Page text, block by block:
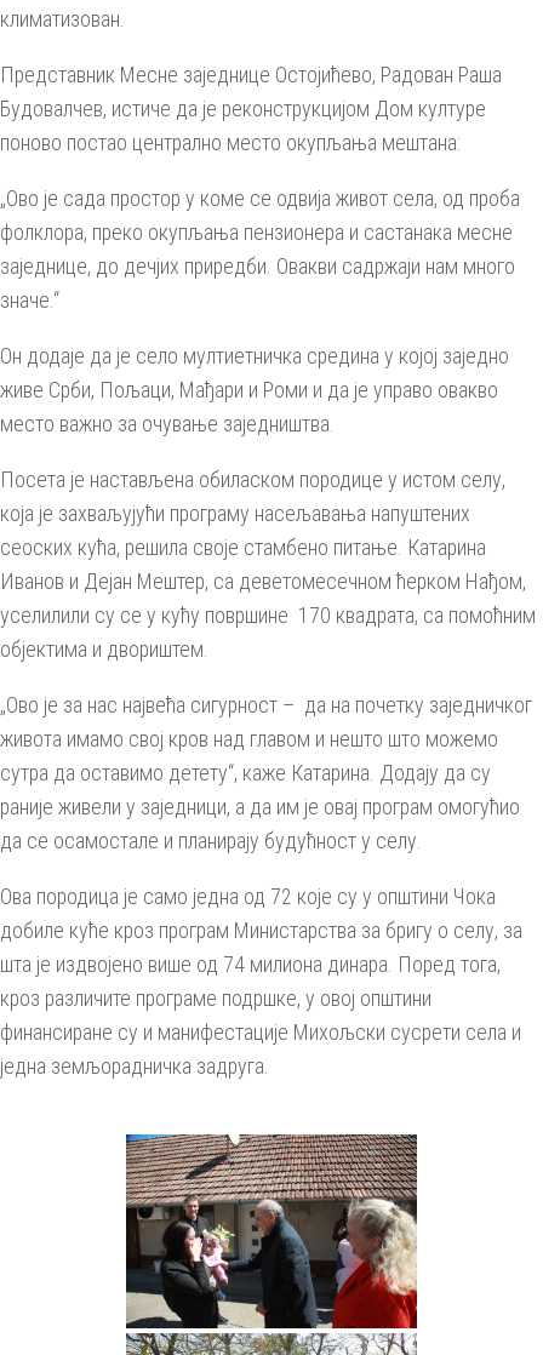
климатизован.
Представник Месне заједнице Остојићево, Радован Раша
Будовалчев, истиче да је реконструкцијом Дом културе
поново постао централно место окупљања мештана:
„Ово је сада простор у коме се одвија живот села, од проба
фолклора, преко окупљања пензионера и састанака месне
заједнице, до дечјих приредби. Овакви садржаји нам много
значе.“
Он додаје да је село мултиетничка средина у којој заједно
живе Срби, Пољаци, Мађари и Роми и да је управо овакво
место важно за очување заједништва.
Посета је настављена обиласком породице у истом селу,
која је захваљујући програму насељавања напуштених
сеоских кућа, решила своје стамбено питање. Катарина
Иванов и Дејан Мештер, са деветомесечном ћерком Нађом,
уселилили су се у кућу површине 170 квадрата, са помоћним
објектима и двориштем.
„Ово је за нас највећа сигурност – да на почетку заједничког
живота имамо свој кров над главом и нешто што можемо
сутра да оставимо детету“, каже Катарина. Додају да су
раније живели у заједници, а да им је овај програм омогућио
да се осамостале и планирају будућност у селу.
Ова породица је само једна од 72 које су у општини Чока
добиле куће кроз програм Министарства за бригу о селу, за
шта је издвојено више од 74 милиона динара. Поред тога,
кроз различите програме подршке, у овој општини
финансиране су и манифестације Михољски сусрети села и
једна земљорадничка задруга.